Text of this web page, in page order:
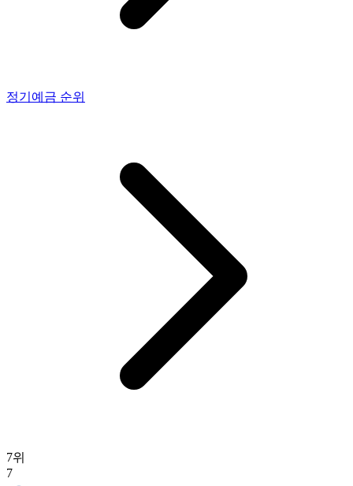
정기예금 순위
7위
7